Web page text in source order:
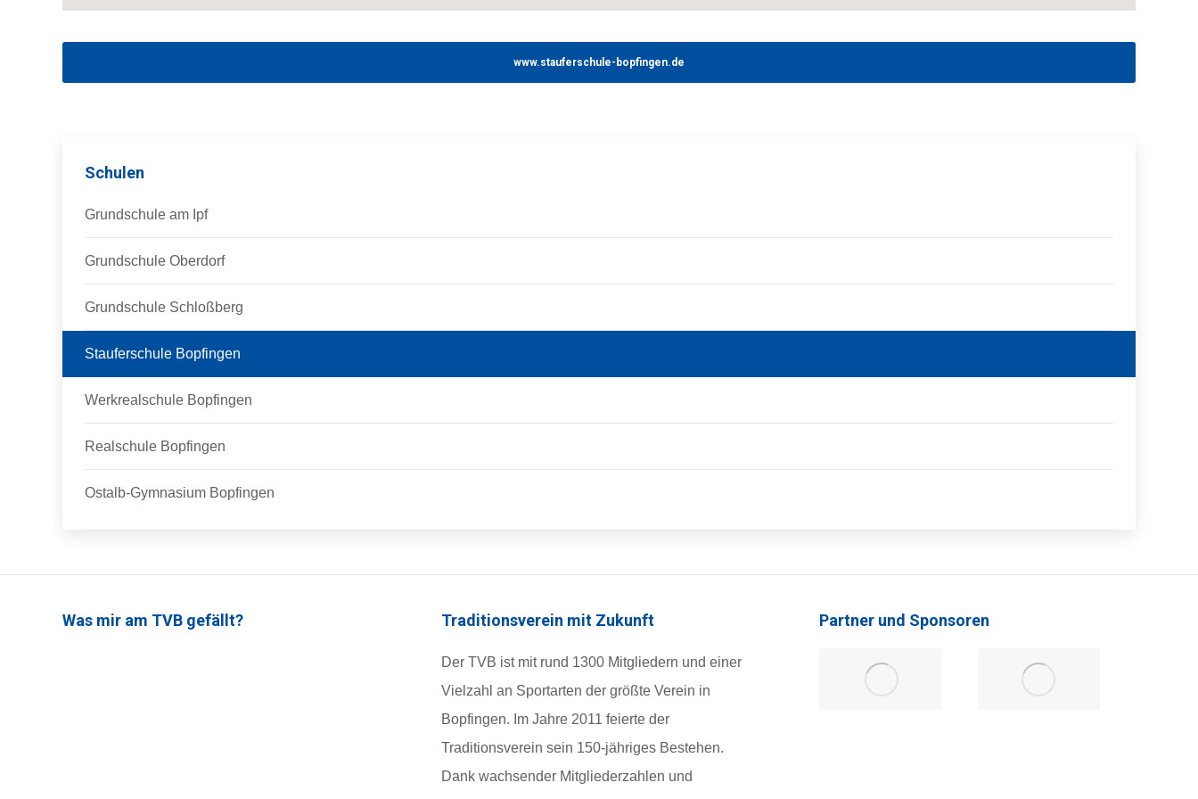
www.stauferschule-bopfingen.de
Schulen
Grundschule am Ipf
Grundschule Oberdorf
Grundschule Schloßberg
Stauferschule Bopfingen
Werkrealschule Bopfingen
Realschule Bopfingen
Ostalb-Gymnasium Bopfingen
Was mir am TVB gefällt? Traditionsverein mit Zukunft
Der TVB ist mit rund 1300 Mitgliedern und einer
Vielzahl an Sportarten der größte Verein in
Bopfingen. Im Jahre 2011 feierte der
Traditionsverein sein 150-jähriges Bestehen.
Dank wachsender Mitgliederzahlen und
Partner und Sponsoren